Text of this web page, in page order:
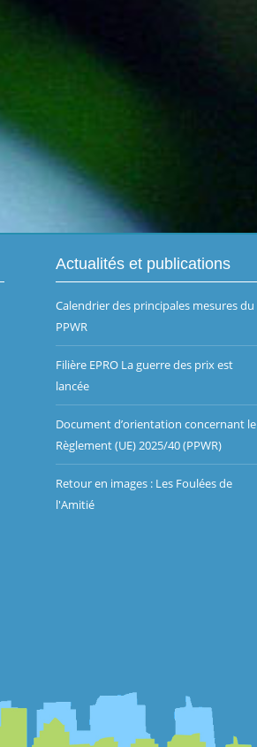
Actualités et publications
Calendrier des principales mesures du
PPWR
Filière EPRO La guerre des prix est
lancée
Document d’orientation concernant le
Règlement (UE) 2025/40 (PPWR)
Retour en images : Les Foulées de
l'Amitié